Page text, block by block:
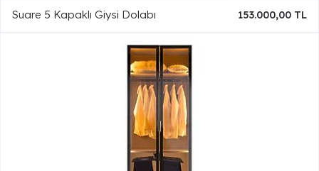
Suare 5 Kapaklı Giysi Dolabı 153.000,00 TL